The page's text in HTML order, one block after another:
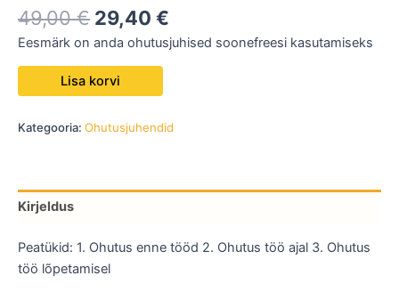
49,00€ 29,40 €
Eesmärk on anda ohutusjuhised soonefreesi kasutamiseks
Lisa korvi
Kategooria: Ohutusjuhendid
Kirjeldus
Peatükid: 1. Ohutus enne tööd 2. Ohutus töö ajal 3. Ohutus
töö lõpetamisel